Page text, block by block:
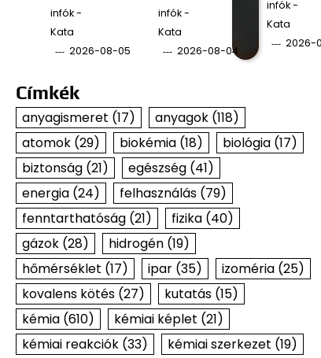
infók -
Kata
2026-08-05
infók -
Kata
2026-08-04
infók -
Kata
2026-
Címkék
anyagismeret (17) anyagok(118)
atomok(29) biokémia(18) biológia(17)
biztonság(21) egészség(41)
energia(24) felhasználás(79)
fenntarthatóság(21) fizika(40)
gázok(28) hidrogén(19)
hőmérséklet (17) ipar(35) izoméria(25)
kovalens kötés(27) kutatás(15)
kémia(610) kémiai képlet (21)
kémiai reakciók(33) kémiai szerkezet (19)